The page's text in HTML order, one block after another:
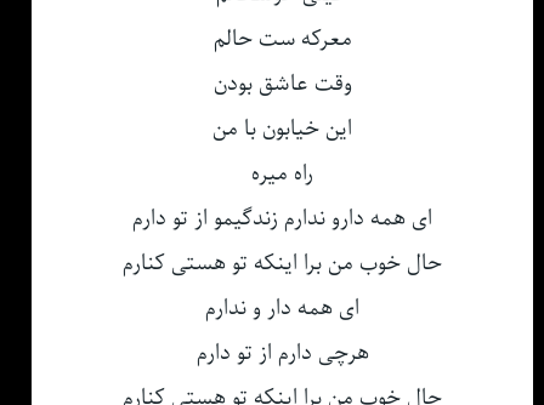
معرکه ست حالم
وقت عاشق بودن
این خیابون با من
راه میره
ای همه دارو ندارم زندگیمو از تو دارم
حال خوب من برا اینکه تو هستی کنارم
ای همه دار و ندارم
هرچی دارم از تو دارم
حال خوب من برا اینکه تو هستی کنارم